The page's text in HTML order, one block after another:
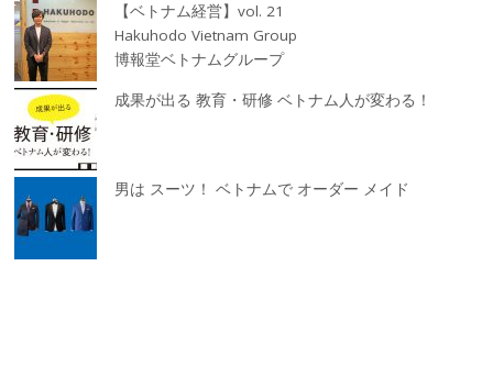
【ベトナム経営】vol. 21
Hakuhodo Vietnam Group
博報堂ベトナムグループ
成果が出る 教育・研修 ベトナム人が変わる！
男は スーツ！ ベトナムで オーダー メイド